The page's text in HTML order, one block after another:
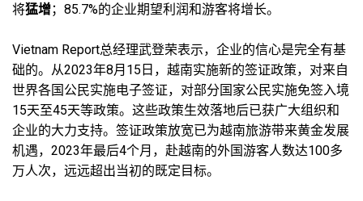
将猛增；85.7%的企业期望利润和游客将增长。
Vietnam Report总经理武登荣表示，企业的信心是完全有基
础的。从2023年8月15日，越南实施新的签证政策，对来自
世界各国公民实施电子签证，对部分国家公民实施免签入境
15天至45天等政策。这些政策生效落地后已获广大组织和
企业的大力支持。签证政策放宽已为越南旅游带来黄金发展
机遇，2023年最后4个月，赴越南的外国游客人数达100多
万人次，远远超出当初的既定目标。